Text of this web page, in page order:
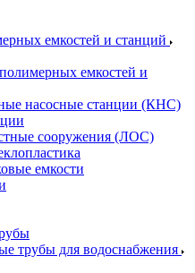
емкостей и станций
емкостей и
насосные станции (КНС)
сооружения (ЛОС)
емкости
трубы для водоснабжения